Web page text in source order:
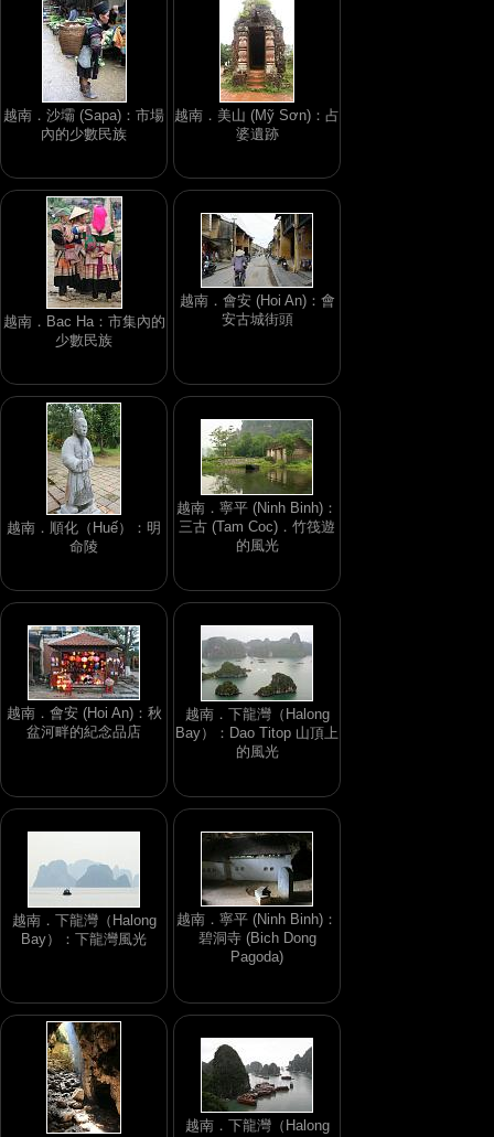
越南．沙壩 (Sapa)：市場
內的少數民族
越南．美山 (Mỹ Sơn)：占
婆遺跡
越南．Bac Ha：市集內的
少數民族
越南．會安 (Hoi An)：會
安古城街頭
越南．順化（Huế）：明
命陵
越南．寧平 (Ninh Binh)：
三古 (Tam Coc)．竹筏遊
的風光
越南．會安 (Hoi An)：秋
盆河畔的紀念品店
越南．下龍灣（Halong
Bay）：Dao Titop 山頂上
的風光
越南．下龍灣（Halong
Bay）：下龍灣風光
越南．寧平 (Ninh Binh)：
碧洞寺 (Bich Dong
Pagoda)
越南．下龍灣（Halong